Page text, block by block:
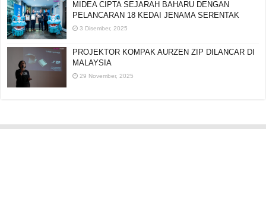
MIDEA CIPTA SEJARAH BAHARU DENGAN
PELANCARAN 18 KEDAI JENAMA SERENTAK
3 Disember, 2025
PROJEKTOR KOMPAK AURZEN ZIP DILANCAR DI
MALAYSIA
29 November, 2025